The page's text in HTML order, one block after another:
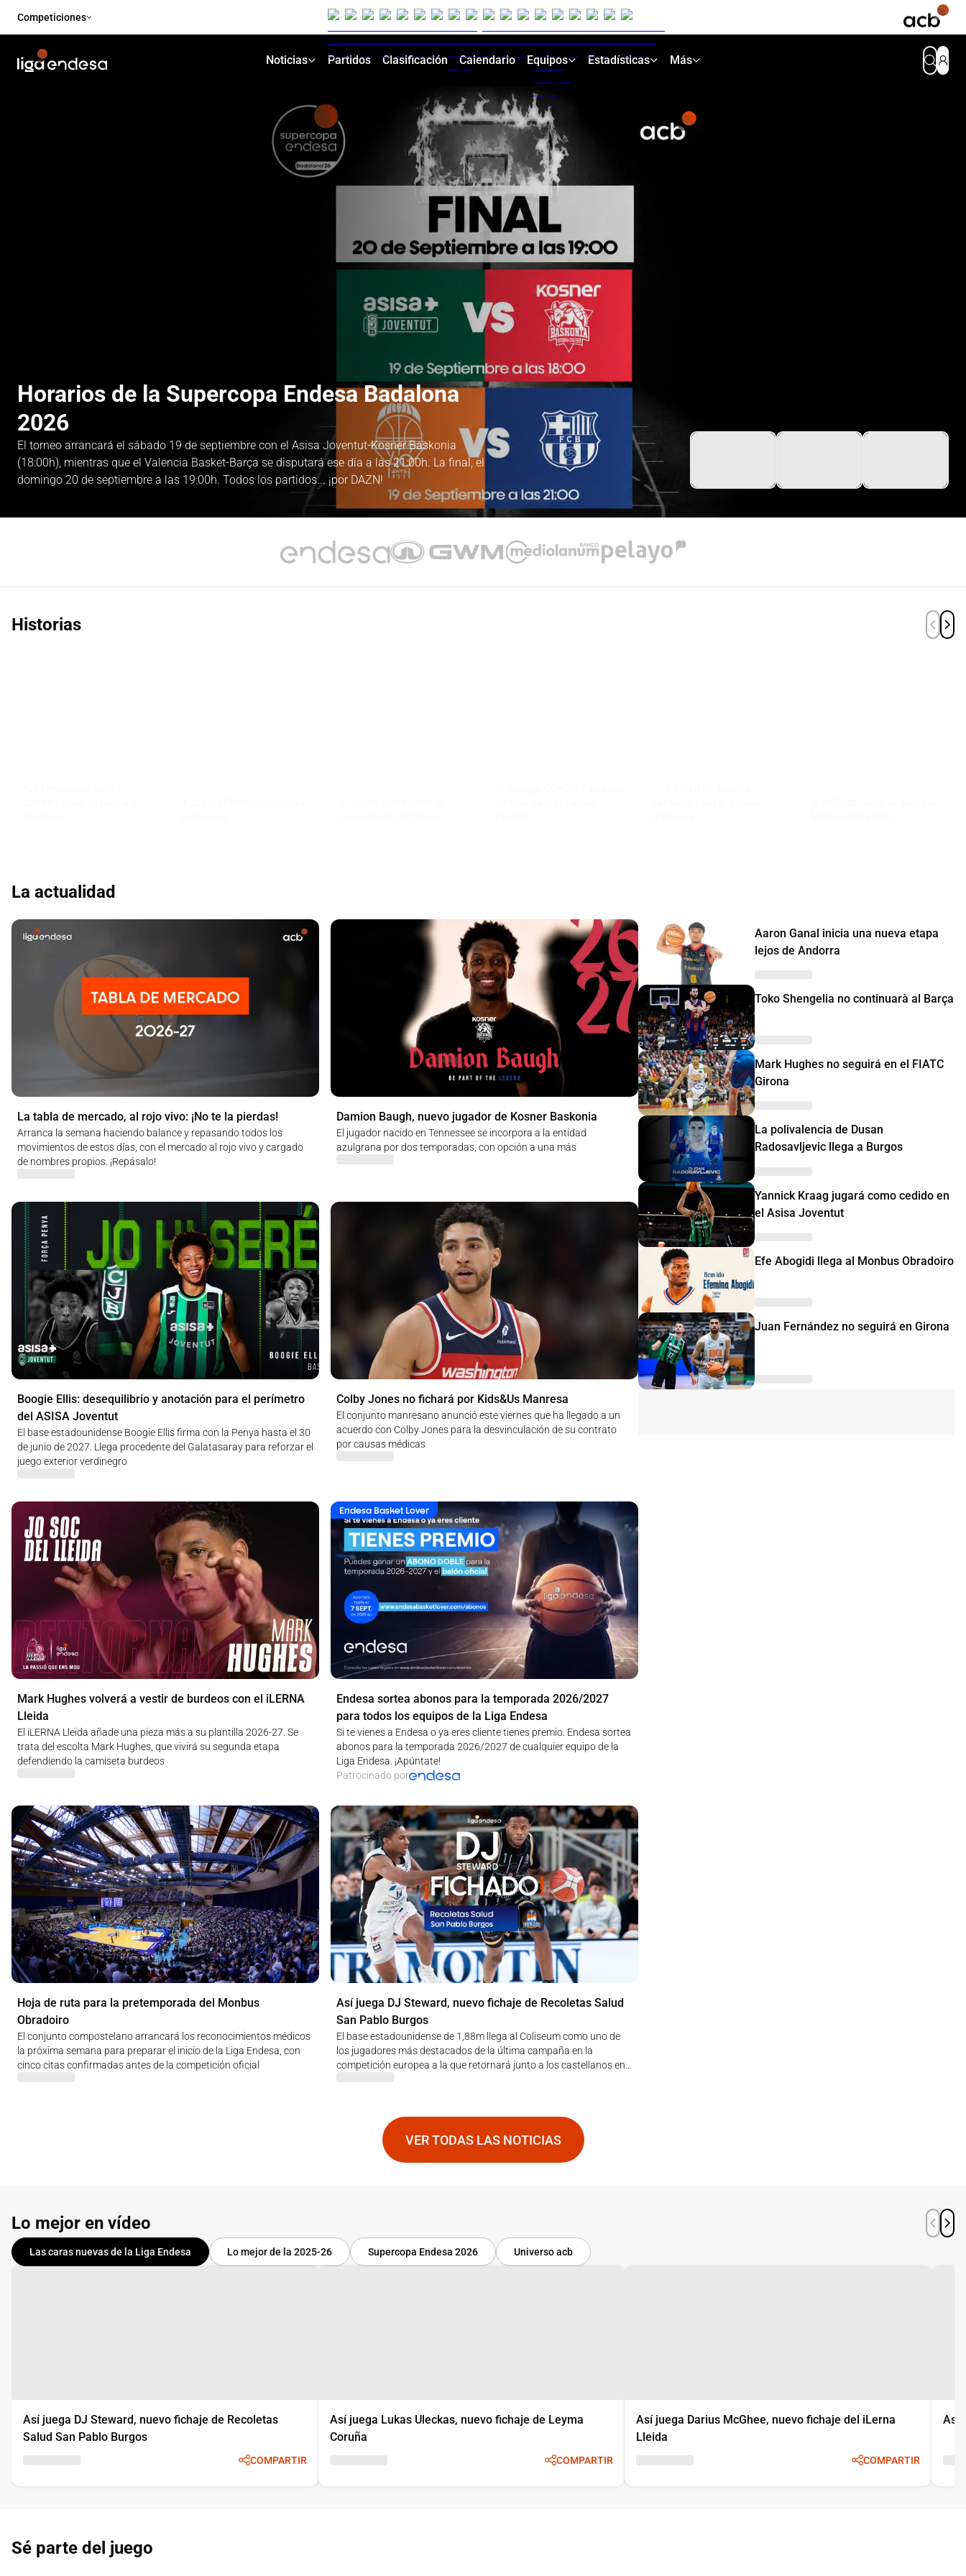
Competiciones
Noticias Partidos Clasificación Calendario Equipos Estadísticas Más
Horarios de la Supercopa Endesa Badalona
2026
El torneo arrancará el sábado 19 de septiembre con el Asisa Joventut-Kosner Baskonia
(18:00h), mientras que el Valencia Basket-Barça se disputará ese día a las 21:00h. La final, el
domingo 20 de septiembre a las 19:00h. Todos los partidos... ¡por DAZN!
Historias
La actualidad
La tabla de mercado, al rojo vivo: ¡No te la pierdas!
Arranca la semana haciendo balance y repasando todos los
movimientos de estos días, con el mercado al rojo vivo y cargado
de nombres propios. ¡Repásalo!
Damion Baugh, nuevo jugador de Kosner Baskonia
El jugador nacido en Tennessee se incorpora a la entidad
azulgrana por dos temporadas, con opción a una más
Boogie Ellis: desequilibrio y anotación para el perímetro
del ASISA Joventut
El base estadounidense Boogie Ellis firma con la Penya hasta el 30
de junio de 2027. Llega procedente del Galatasaray para reforzar el
juego exterior verdinegro
Colby Jones no fichará por Kids&Us Manresa
El conjunto manresano anunció este viernes que ha llegado a un
acuerdo con Colby Jones para la desvinculación de su contrato
por causas médicas
Mark Hughes volverá a vestir de burdeos con el iLERNA
Lleida
El iLERNA Lleida añade una pieza más a su plantilla 2026-27. Se
trata del escolta Mark Hughes, que vivirá su segunda etapa
defendiendo la camiseta burdeos
Endesa Basket Lover
Endesa sortea abonos para la temporada 2026/2027
para todos los equipos de la Liga Endesa
Si te vienes a Endesa o ya eres cliente tienes premio. Endesa sortea
abonos para la temporada 2026/2027 de cualquier equipo de la
Liga Endesa. ¡Apúntate!
Patrocinado por
Hoja de ruta para la pretemporada del Monbus
Obradoiro
El conjunto compostelano arrancará los reconocimientos médicos
la próxima semana para preparar el inicio de la Liga Endesa, con
cinco citas confirmadas antes de la competición oficial
Así juega DJ Steward, nuevo fichaje de Recoletas Salud
San Pablo Burgos
El base estadounidense de 1,88m llega al Coliseum como uno de
los jugadores más destacados de la última campaña en la
competición europea a la que retornará junto a los castellanos en
Aaron Ganal inicia una nueva etapa
lejos de Andorra
Toko Shengelia no continuarà al Barça
Mark Hughes no seguirá en el FIATC
Girona
La polivalencia de Dusan
Radosavljevic llega a Burgos
Yannick Kraag jugará como cedido en
el Asisa Joventut
Efe Abogidi llega al Monbus Obradoiro
Juan Fernández no seguirá en Girona
VER TODAS LAS NOTICIAS
Lo mejor en vídeo
Las caras nuevas de la Liga Endesa Lo mejor de la 2025-26 Supercopa Endesa 2026 Universo acb
Así juega DJ Steward, nuevo fichaje de Recoletas
Salud San Pablo Burgos
COMPARTIR
Así juega Lukas Uleckas, nuevo fichaje de Leyma
Coruña
COMPARTIR
Así juega Darius McGhee, nuevo fichaje del iLerna
Lleida
COMPARTIR
Así
Sé parte del juego